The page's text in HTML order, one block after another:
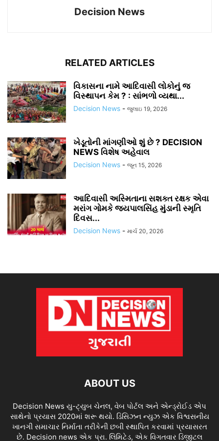
Decision News
RELATED ARTICLES
વિકાસના નામે આદિવાસી લોકોનું જ
વિસ્થાપન કેમ ? : સાંભળો વ્યથા...
Decision News - જુલાઇ 19, 2026
ખેડૂતોની માંગણીઓ શું છે ? DECISION
NEWS વિશેષ અહેવાલ
Decision News - જૂન 15, 2026
આદિવાસી અસ્મિતાના સશક્ત રક્ષક એવા
મરાંગ ગોમકે જયપાલસિંહ મુંડાની સ્મૃતિ
દિવસ...
Decision News - માર્ચ 20, 2026
ABOUT US
Decision News યુ-ટ્યુબ ચેનલ, વેબ પોર્ટલ અને એન્ડ્રોઈડ એપ
સાથેનો પ્રયાસ 2020માં શરૂ થયો. ડિસિઝન ન્યુઝ એક વિશ્વસનીય
ખાનગી સમાચાર નિર્માતા તરીકેની છબી સ્થાપિત કરવામાં પ્રયાસરત
છે. Decision news એક પ્રા. લિમિટેડ, એક વિગતવાર ડિજીટલ